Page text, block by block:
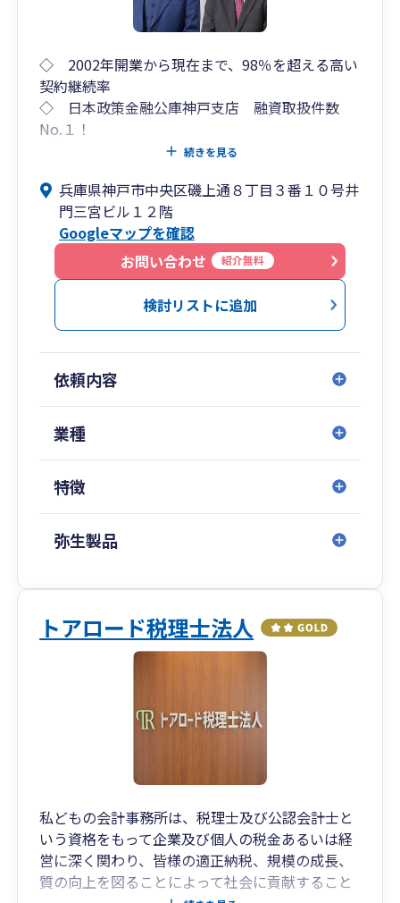
◇ 2002年開業から現在まで、98％を超える高い
契約継続率
◇ 日本政策金融公庫神戸支店 融資取扱件数
No.１！
◇ 融資手数料・成功報酬 一切ゼロ！
◇ 相続税申告もお任せください！
続きを見る
兵庫県神戸市中央区磯上通８丁目３番１０号井
門三宮ビル１２階
Googleマップを確認
お問い合わせ
紹介無料
検討リストに追加
依頼内容
業種
特徴
弥生製品
トアロード税理士法人
私どもの会計事務所は、税理士及び公認会計士と
いう資格をもって企業及び個人の税金あるいは経
営に深く関わり、皆様の適正納税、規模の成長、
質の向上を図ることによって社会に貢献すること